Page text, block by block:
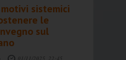
sistemici
le
sul